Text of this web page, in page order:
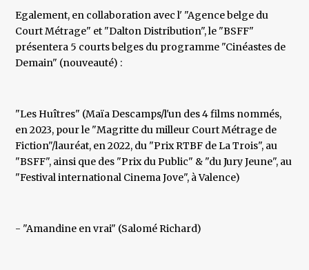
Egalement, en collaboration avec l' "Agence belge du
Court Métrage" et "Dalton Distribution", le "BSFF"
présentera 5 courts belges du programme "Cinéastes de
Demain" (nouveauté) :
"Les Huîtres" (Maïa Descamps/l'un des 4 films nommés,
en 2023, pour le "Magritte du milleur Court Métrage de
Fiction"/lauréat, en 2022, du "Prix RTBF de La Trois", au
"BSFF", ainsi que des "Prix du Public" & "du Jury Jeune", au
"Festival international Cinema Jove", à Valence)
- "Amandine en vrai" (Salomé Richard)